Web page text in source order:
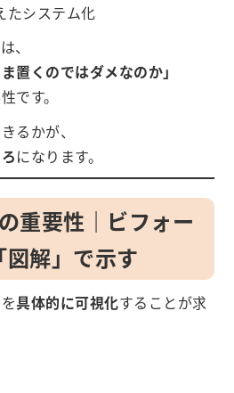
たシステム化
、
置くのではダメなのか」
です。
るかが、
になります。
重要性｜ビフォー
解」で示す
具体的に可視化することが求